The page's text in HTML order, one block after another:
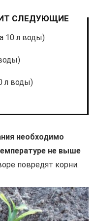
СЛЕДУЮЩИЕ
10 л воды)
л воды)
необходимо
не выше
повредят корни.